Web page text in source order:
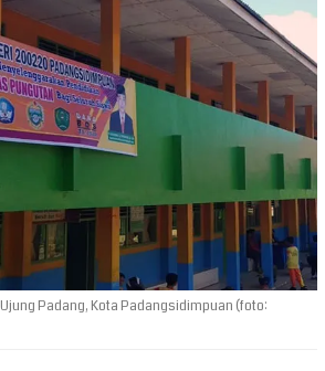
Padang, Kota Padangsidimpuan (foto: